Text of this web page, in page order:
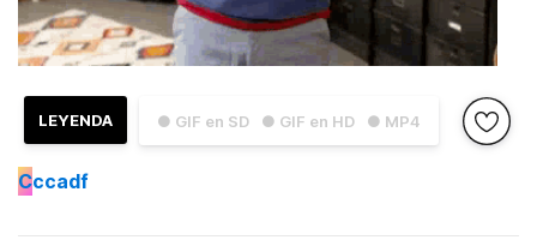
● GIF en SD ● GIF en HD ● MP4
LEYENDA
Cccadf